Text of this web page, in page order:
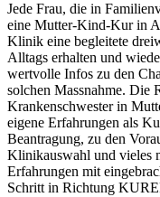
Jede Frau, die in
eine Mutter-Kind-Kur in
Klinik eine begleitete
Alltags erhalten und
wertvolle Infos zu den
solchen Massnahme. Die
Krankenschwester in
eigene Erfahrungen als
Beantragung, zu den
Klinikauswahl und vieles
Erfahrungen mit
Schritt in Richtung